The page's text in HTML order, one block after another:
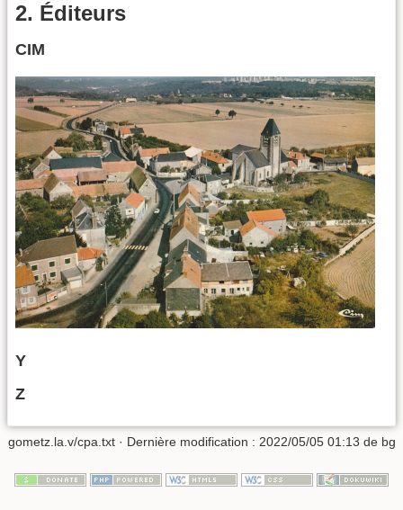
2. Éditeurs
CIM
Y
Z
gometz.la.v/cpa.txt · Dernière modification : 2022/05/05 01:13 de bg